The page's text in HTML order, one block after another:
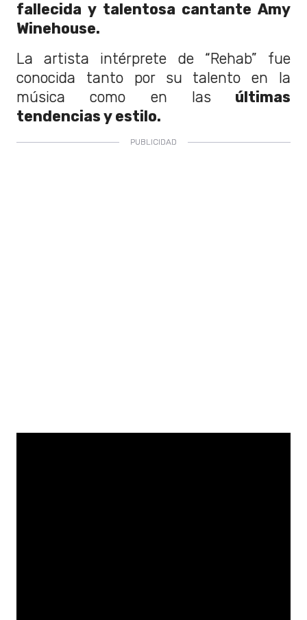
fallecida y talentosa cantante Amy
Winehouse.
La artista intérprete de “Rehab” fue
conocida tanto por su talento en la
música como en lasúltimas
tendencias y estilo.